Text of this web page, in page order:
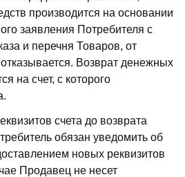
производится на основании
заявления Потребителя с
и перечня Товаров, от
Возврат денежных
на счет, с которого
счета до возврата
обязан уведомить об
новых реквизитов
Продавец не несет